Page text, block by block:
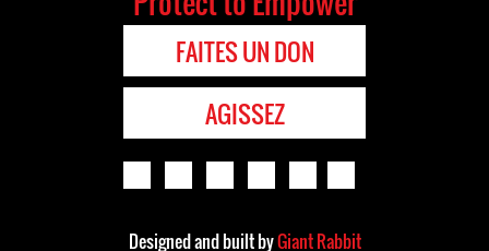
FAITES UN DON
AGISSEZ
Designed and built byGiant Rabbit